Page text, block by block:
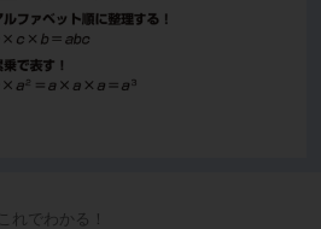
これでわかる！